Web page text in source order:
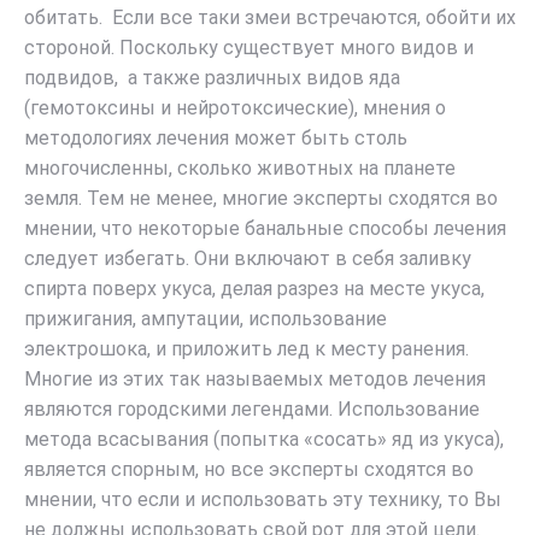
обитать. Если все таки змеи встречаются, обойти их
стороной. Поскольку существует много видов и
подвидов, а также различных видов яда
(гемотоксины и нейротоксические), мнения о
методологиях лечения может быть столь
многочисленны, сколько животных на планете
земля. Тем не менее, многие эксперты сходятся во
мнении, что некоторые банальные способы лечения
следует избегать. Они включают в себя заливку
спирта поверх укуса, делая разрез на месте укуса,
прижигания, ампутации, использование
электрошока, и приложить лед к месту ранения.
Многие из этих так называемых методов лечения
являются городскими легендами. Использование
метода всасывания (попытка «сосать» яд из укуса),
является спорным, но все эксперты сходятся во
мнении, что если и использовать эту технику, то Вы
не должны использовать свой рот для этой цели.